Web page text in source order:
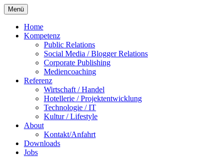
Menü Zum
Inhalt
springen
Home
Kompetenz
Public Relations
Social Media / Blogger Relations
Corporate Publishing
Mediencoaching
Referenz
Wirtschaft / Handel
Hotellerie / Projektentwicklung
Technologie / IT
Kultur / Lifestyle
About
Kontakt/Anfahrt
Downloads
Jobs